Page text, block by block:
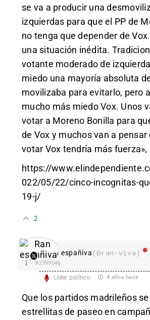
se va a producir una
izquierdas para que el PP de
no tenga que depender de
una situación inédita.
votante moderado de
miedo una mayoría absoluta
movilizaba para evitarlo, pero
mucho más miedo Vox. Unos
votar a Moreno Bonilla para
de Vox y muchos van a pensar
votar Vox tendría más fuerza»,
https://
022/05/22/cinco-incognitas-
19-j/
2
Ran españiva(@ran-viva)
#2399046
Líder político 4 años hace
Que los partidos madrileños
estrellitas de paseo en